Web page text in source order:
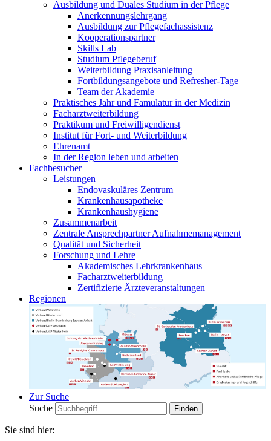
Ausbildung und Duales Studium in der Pflege
Anerkennungslehrgang
Ausbildung zur Pflegefachassistenz
Kooperationspartner
Skills Lab
Studium Pflegeberuf
Weiterbildung Praxisanleitung
Fortbildungsangebote und Refresher-Tage
Team der Akademie
Praktisches Jahr und Famulatur in der Medizin
Facharztweiterbildung
Praktikum und Freiwilligendienst
Institut für Fort- und Weiterbildung
Ehrenamt
In der Region leben und arbeiten
Fachbesucher
Leistungen
Endovaskuläres Zentrum
Krankenhausapotheke
Krankenhaushygiene
Zusammenarbeit
Zentrale Ansprechpartner Aufnahmemanagement
Qualität und Sicherheit
Forschung und Lehre
Akademisches Lehrkrankenhaus
Facharztweiterbildung
Zertifizierte Ärzteveranstaltungen
Regionen
Zur Suche
Suche
Sie sind hier: